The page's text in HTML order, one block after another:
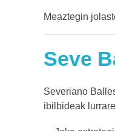
Meaztegin
Seve
Severiano
ibilbideak